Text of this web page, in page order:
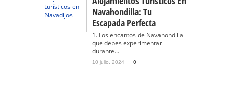
Navahondilla: Tu
Escapada Perfecta
1. Los encantos de Navahondilla
que debes experimentar
durante...
10 julio, 2024 0